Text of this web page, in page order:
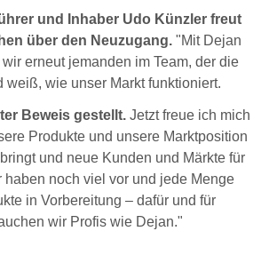
und Inhaber Udo Künzler freut
über den Neuzugang. "Mit Dejan
erneut jemanden im Team, der die
weiß, wie unser Markt funktioniert.
Beweis gestellt. Jetzt freue ich mich
Produkte und unsere Marktposition
und neue Kunden und Märkte für
haben noch viel vor und jede Menge
in Vorbereitung – dafür und für
wir Profis wie Dejan."